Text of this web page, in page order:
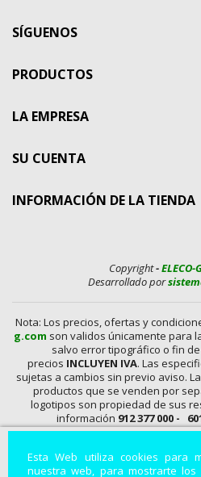
Esta Web utiliza cookies para
nuestra web, para mostrarte
SÍGUENOS
PRODUCTOS
LA EMPRESA
SU CUENTA
INFORMACIÓN DE LA TIENDA
Copyright-ELECO-
Desarrollado por
Nota: Los precios, ofertas y
g.com son validos únicamente para
salvo error tipográfico o fin
precios INCLUYEN IVA. Las
sujetas a cambios sin previo aviso.
productos que se venden por
logotipos son propiedad de sus
información 912 377 000 -
Distancia, Conexiones,
Aparatos de Medida,